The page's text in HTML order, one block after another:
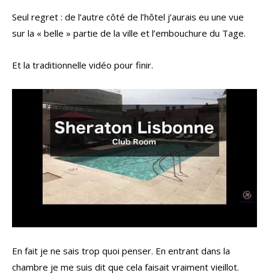
Seul regret : de l’autre côté de l’hôtel j’aurais eu une vue
sur la « belle » partie de la ville et l’embouchure du Tage.
Et la traditionnelle vidéo pour finir.
En fait je ne sais trop quoi penser. En entrant dans la
chambre je me suis dit que cela faisait vraiment vieillot.